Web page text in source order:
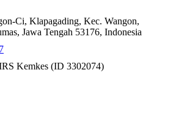
Ci, Klapagading, Kec. Wangon,
Jawa Tengah 53176, Indonesia
Kemkes (ID 3302074)